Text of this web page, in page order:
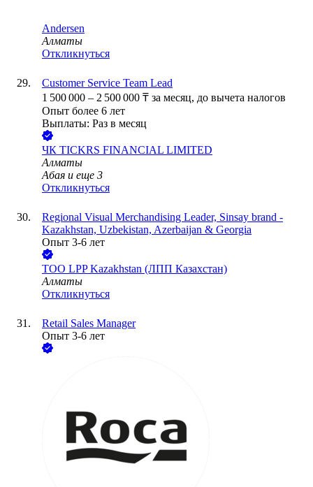
Andersen
Алматы
Откликнуться
Customer Service Team Lead
1 500 000 – 2 500 000 ₸ за месяц, до вычета налогов
Опыт более 6 лет
Выплаты: Раз в месяц
ЧК TICKRS FINANCIAL LIMITED
Алматы
Абая и еще 3
Откликнуться
Regional Visual Merchandising Leader, Sinsay brand -
Kazakhstan, Uzbekistan, Azerbaijan & Georgia
Опыт 3-6 лет
ТОО LPP Kazakhstan (ЛПП Казахстан)
Алматы
Откликнуться
Retail Sales Manager
Опыт 3-6 лет